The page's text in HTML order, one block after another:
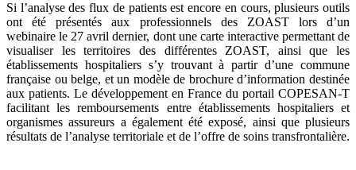
Si l’analyse des flux de patients est encore en cours, plusieurs outils
ont été présentés aux professionnels des ZOAST lors d’un
webinaire le 27 avril dernier, dont une carte interactive permettant de
visualiser les territoires des différentes ZOAST, ainsi que les
établissements hospitaliers s’y trouvant à partir d’une commune
française ou belge, et un modèle de brochure d’information destinée
aux patients. Le développement en France du portail COPESAN-T
facilitant les remboursements entre établissements hospitaliers et
organismes assureurs a également été exposé, ainsi que plusieurs
résultats de l’analyse territoriale et de l’offre de soins transfrontalière.